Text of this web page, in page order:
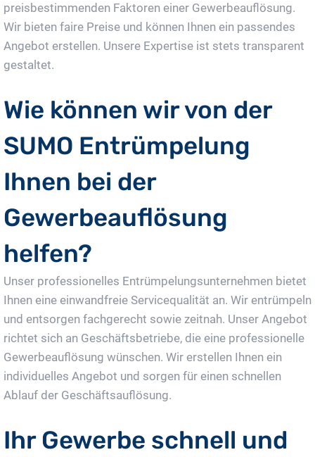
preisbestimmenden Faktoren einer Gewerbeauflösung.
Wir bieten faire Preise und können Ihnen ein passendes
Angebot erstellen. Unsere Expertise ist stets transparent
gestaltet.
Wie können wir von der
SUMO Entrümpelung
Ihnen bei der
Gewerbeauflösung
helfen?
Unser professionelles Entrümpelungsunternehmen bietet
Ihnen eine einwandfreie Servicequalität an. Wir entrümpeln
und entsorgen fachgerecht sowie zeitnah. Unser Angebot
richtet sich an Geschäftsbetriebe, die eine professionelle
Gewerbeauflösung wünschen. Wir erstellen Ihnen ein
individuelles Angebot und sorgen für einen schnellen
Ablauf der Geschäftsauflösung.
Ihr Gewerbe schnell und